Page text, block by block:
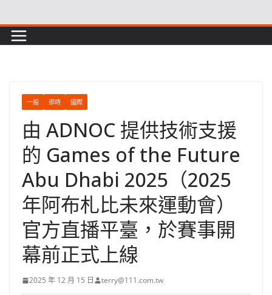
to
content
一般 即時 國際
由 ADNOC 提供技術支援
的 Games of the Future
Abu Dhabi 2025（2025
年阿布札比未來運動會）
官方直播平臺，於賽事開
幕前正式上線
2025 年 12 月 15 日 terry@111.com.tw